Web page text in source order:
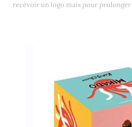
recevoir un logo mais pour